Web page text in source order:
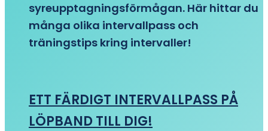
syreupptagningsförmågan. Här hittar du
många olika intervallpass och
träningstips kring intervaller!
ETT FÄRDIGT INTERVALLPASS PÅ
LÖPBAND TILL DIG!